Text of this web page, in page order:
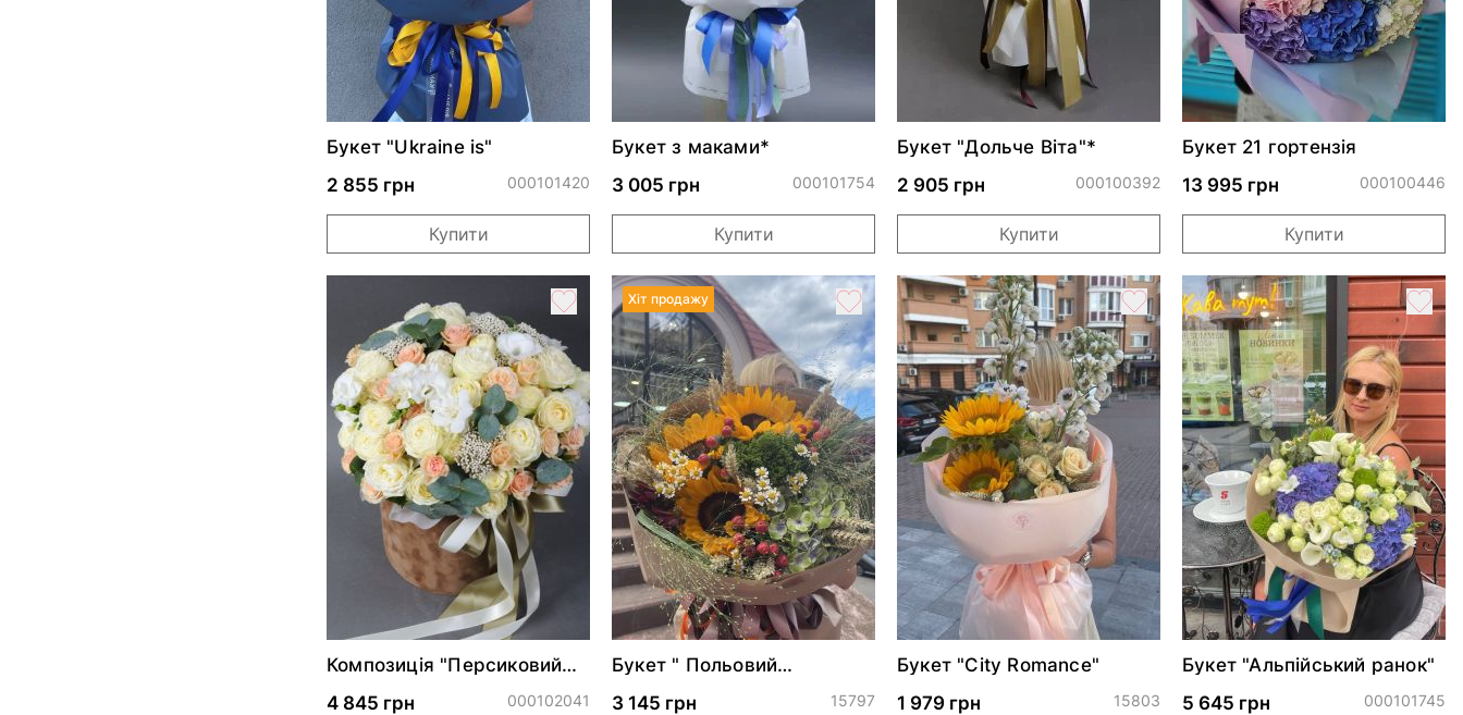
Букет "Ukraine is"
2 855 грн
000101420
Купити
Букет з маками*
3 005 грн
000101754
Купити
Букет "Дольче Віта"*
2 905 грн
000100392
Купити
Букет 21 гортензія
13 995 грн
000100446
Купити
Композиція "Персиковий
4 845 грн
000102041
Хіт продажу
Букет " Польовий
3 145 грн
15797
Букет "City Romance"
1 979 грн
15803
Букет "Альпійський ранок"
5 645 грн
000101745